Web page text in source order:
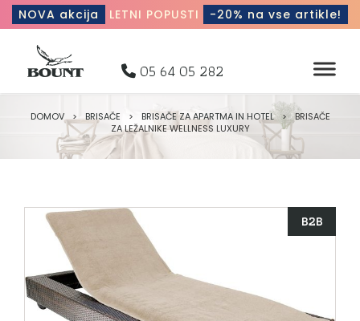
NOVA akcija LETNI POPUSTI -20% na vse artikle!
05 64 05 282
DOMOV > BRISAČE > BRISAČE ZA APARTMA IN HOTEL >
BRISAČE
ZA LEŽALNIKE WELLNESS LUXURY
B2B